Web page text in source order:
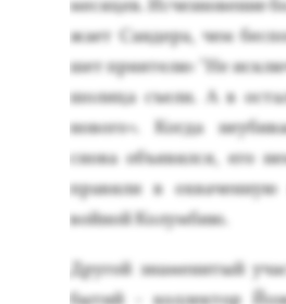
ме­сяцев. Ис­чезно­вение
жа­ет Сан­де­ра, чем
шет при­яте­лю: "Не
шоли­ца съ­ели. А в
но­вого». Ког­да
сно­ва объ­явил­ся, его
пра­вили в ох­ва­чен­ную
вой­ной Ко­лум­бию.
Дру­гой зна­мени­тый